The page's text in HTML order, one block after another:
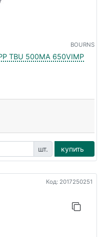
BOURNS
TBU 500MA 650VIMP
шт. купить
Код: 2017250251